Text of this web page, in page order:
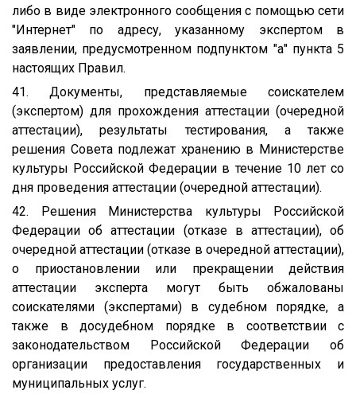
либо в виде электронного сообщения с помощью сети
"Интернет" по адресу, указанному экспертом в
заявлении, предусмотренном подпунктом "а" пункта 5
настоящих Правил.
41. Документы, представляемые соискателем
(экспертом) для прохождения аттестации (очередной
аттестации), результаты тестирования, а также
решения Совета подлежат хранению в Министерстве
культуры Российской Федерации в течение 10 лет со
дня проведения аттестации (очередной аттестации).
42. Решения Министерства культуры Российской
Федерации об аттестации (отказе в аттестации), об
очередной аттестации (отказе в очередной аттестации),
о приостановлении или прекращении действия
аттестации эксперта могут быть обжалованы
соискателями (экспертами) в судебном порядке, а
также в досудебном порядке в соответствии с
законодательством Российской Федерации об
организации предоставления государственных и
муниципальных услуг.